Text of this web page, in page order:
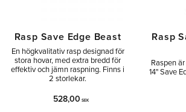
Rasp Save Edge Beast
En högkvalitativ rasp designad för
stora hovar, med extra bredd för
effektiv och jämn raspning. Finns i
2 storlekar.
528,00 SEK
Rasp
Raspen
14" Save